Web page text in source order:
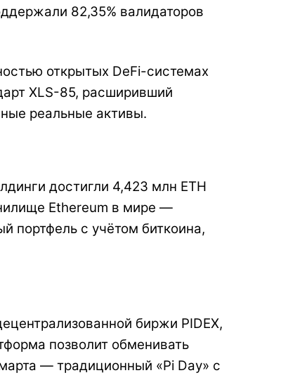
82,35% валидаторов
открытых DeFi-системах
XLS-85, расширивший
реальные активы.
достигли 4,423 млн ETH
Ethereum в мире —
портфель с учётом биткоина,
биржи PIDEX,
позволит обменивать
— традиционный «Pi Day» с